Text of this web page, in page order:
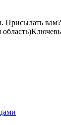
Присылать вам?
область)